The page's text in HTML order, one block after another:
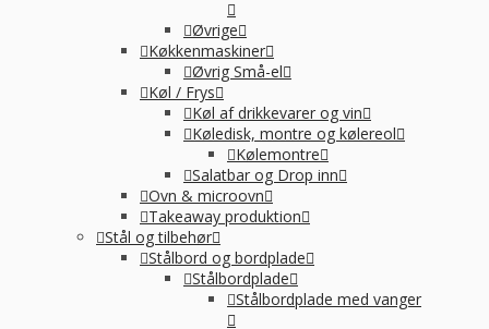
Øvrige
Køkkenmaskiner
Øvrig Små-el
Køl / Frys
Køl af drikkevarer og vin
Køledisk, montre og kølereol
Kølemontre
Salatbar og Drop inn
Ovn & microovn
Takeaway produktion
Stål og tilbehør
Stålbord og bordplade
Stålbordplade
Stålbordplade med vanger